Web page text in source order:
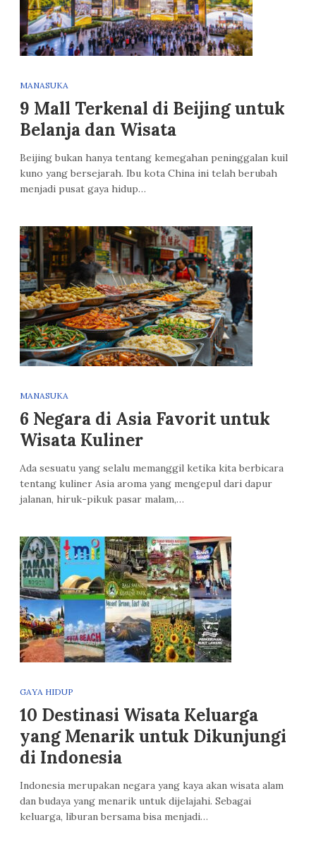
MANASUKA
9 Mall Terkenal di Beijing untuk
Belanja dan Wisata
Beijing bukan hanya tentang kemegahan peninggalan kuil
kuno yang bersejarah. Ibu kota China ini telah berubah
menjadi pusat gaya hidup…
MANASUKA
6 Negara di Asia Favorit untuk
Wisata Kuliner
Ada sesuatu yang selalu memanggil ketika kita berbicara
tentang kuliner Asia aroma yang mengepul dari dapur
jalanan, hiruk-pikuk pasar malam,…
GAYA HIDUP
10 Destinasi Wisata Keluarga
yang Menarik untuk Dikunjungi
di Indonesia
Indonesia merupakan negara yang kaya akan wisata alam
dan budaya yang menarik untuk dijelajahi. Sebagai
keluarga, liburan bersama bisa menjadi…